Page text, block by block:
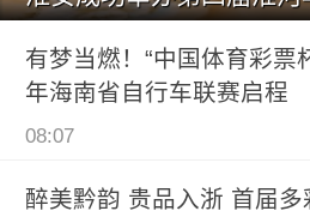
有梦当燃！“中国体育彩票
年海南省自行车联赛启程
08:07
醉美黔韵 贵品入浙 首届多